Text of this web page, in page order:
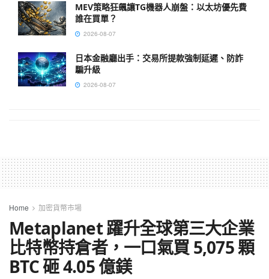
MEV策略狂飆讓TG機器人崩盤：以太坊優先費
誰在買單？
2026-08-07
日本金融廳出手：交易所提款強制延遲、防詐
騙升級
2026-08-07
Home 加密貨幣市場
Metaplanet 躍升全球第三大企業
比特幣持倉者，一口氣買 5,075 顆
BTC 砸 4.05 億鎂